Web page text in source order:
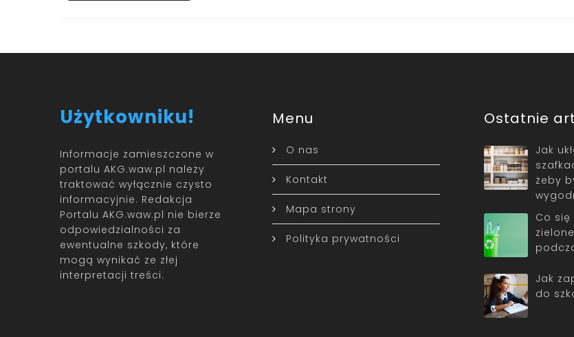
Użytkowniku!
Informacje zamieszczone w
portalu AKG.waw.pl należy
traktować wyłącznie czysto
informacyjnie. Redakcja
Portalu AKG.waw.pl nie bierze
odpowiedzialności za
ewentualne szkody, które
mogą wynikać ze złej
interpretacji treści.
Menu
O nas
Kontakt
Mapa strony
Polityka prywatności
Ostatnie
Jak
żeby
Co się
Jak
do